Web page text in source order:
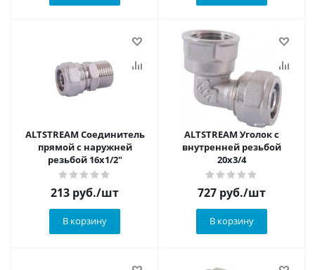
ALTSTREAM Соединитель
прямой с наружней
резьбой 16х1/2"
213 руб./шт
В корзину
ALTSTREAM Уголок с
внутренней резьбой
20х3/4
727 руб./шт
В корзину